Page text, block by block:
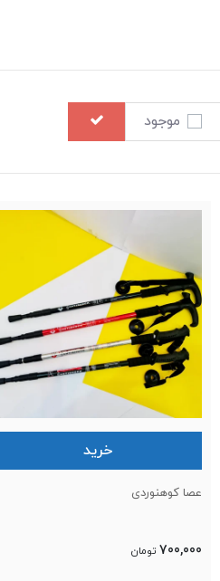
موجود
خرید
عصا کوهنوردی
700,000 تومان